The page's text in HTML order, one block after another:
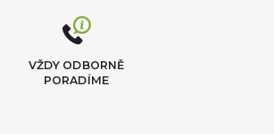
VŽDY ODBORNĚ
PORADÍME